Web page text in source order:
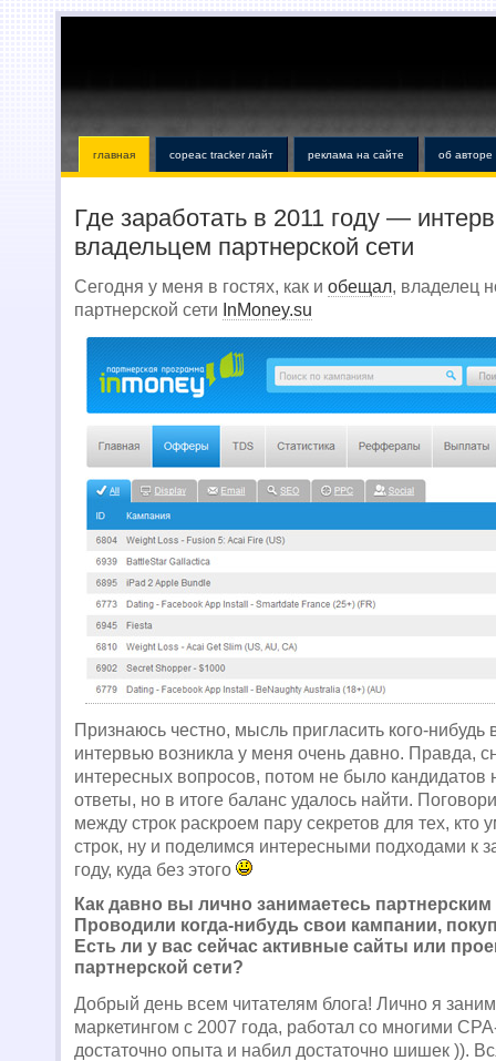
главная copeac tracker лайт реклама на сайте об авторе
Где заработать в 2011 году —
владельцем партнерской сети
Сегодня у меня в гостях, как и обещал, владелец
партнерской сети InMoney.su
Признаюсь честно, мысль пригласить кого-нибудь
интервью возникла у меня очень давно. Правда,
интересных вопросов, потом не было кандидатов
ответы, но в итоге баланс удалось найти.
между строк раскроем пару секретов для тех, кто
строк, ну и поделимся интересными подходами к
году, куда без этого
Как давно вы лично занимаетесь
Проводили когда-нибудь свои кампании,
Есть ли у вас сейчас активные сайты или
партнерской сети?
Добрый день всем читателям блога! Лично я
маркетингом с 2007 года, работал со многими
достаточно опыта и набил достаточно шишек )).